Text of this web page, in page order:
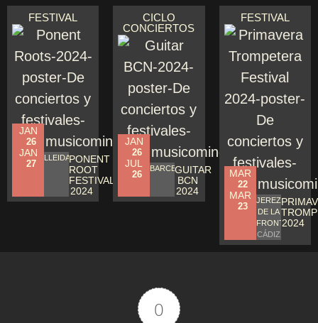
FESTIVAL
JAN
26
JAN
27
LLEIDAPONENT
ROOT
FESTIVAL
2024
CICLO
CONCIERTOS
JAN
26
JUL
26
BARCELONA
GUITAR
BCN
2024
FESTIVAL
MAR
22
MAR
23
JEREZ
DE LA
FRONTERA
CÁDIZ
2024
0